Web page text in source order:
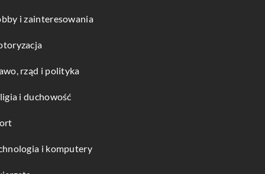
i zainteresowania
rząd i polityka
i duchowość
i komputery